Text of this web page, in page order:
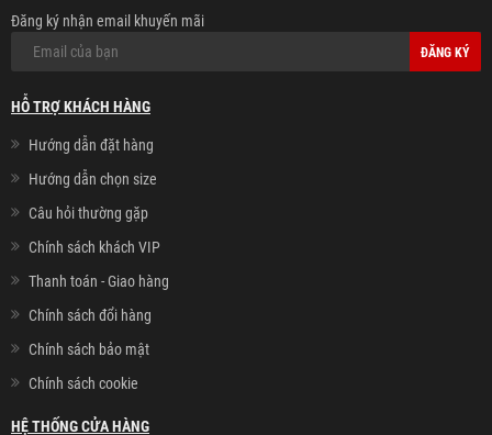
Đăng ký nhận email khuyến mãi
ĐĂNG KÝ
HỖ TRỢ KHÁCH HÀNG
Hướng dẫn đặt hàng
Hướng dẫn chọn size
Câu hỏi thường gặp
Chính sách khách VIP
Thanh toán - Giao hàng
Chính sách đổi hàng
Chính sách bảo mật
Chính sách cookie
HỆ THỐNG CỬA HÀNG